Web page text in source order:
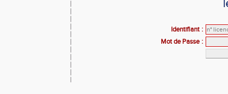
Identifiant :
Mot de Passe :